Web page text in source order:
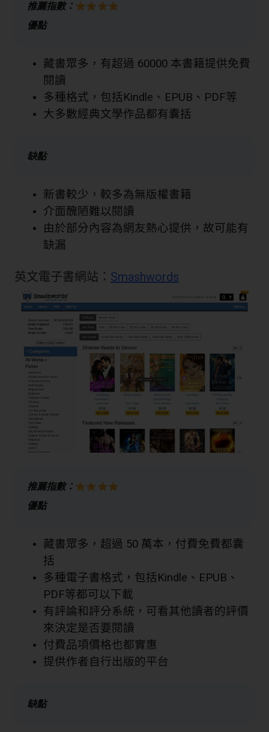
推薦指數：
優點
藏書眾多，有超過 60000 本書籍提供免費
閱讀
多種格式，包括Kindle、EPUB、PDF等
大多數經典文學作品都有囊括
缺點
新書較少，較多為無版權書籍
介面醜陋難以閱讀
由於部分內容為網友熱心提供，故可能有
缺漏
英文電子書網站： Smashwords
推薦指數：
優點
藏書眾多，超過 50 萬本，付費免費都囊
括
多種電子書格式，包括Kindle、EPUB、
PDF等都可以下載
有評論和評分系統，可看其他讀者的評價
來決定是否要閱讀
付費品項價格也都實惠
提供作者自行出版的平台
缺點